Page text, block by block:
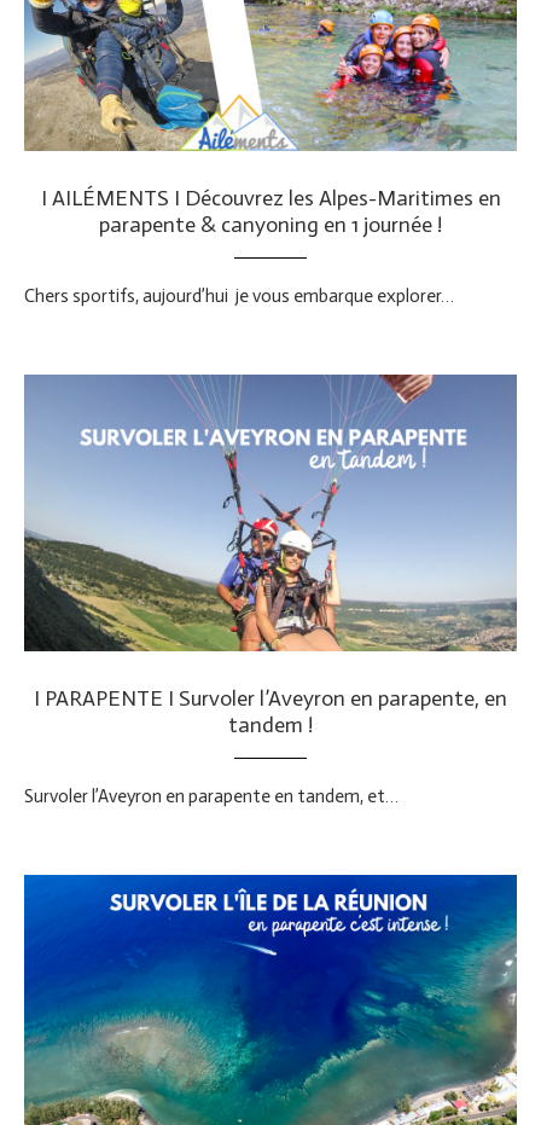
I AILÉMENTS I Découvrez les Alpes-Maritimes en
parapente & canyoning en 1 journée !
Chers sportifs, aujourd’hui je vous embarque explorer…
I PARAPENTE I Survoler l’Aveyron en parapente, en
tandem !
Survoler l’Aveyron en parapente en tandem, et…